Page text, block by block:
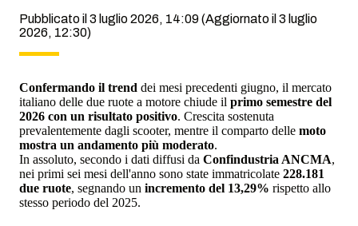
Pubblicato il 3 luglio 2026, 14:09(Aggiornato il 3 luglio
2026, 12:30)
Confermando il trend dei mesi precedenti giugno, il mercato
italiano delle due ruote a motore chiude il primo semestre del
2026 con un risultato positivo. Crescita sostenuta
prevalentemente dagli scooter, mentre il comparto delle moto
mostra un andamento più moderato.
In assoluto, secondo i dati diffusi da Confindustria ANCMA,
nei primi sei mesi dell'anno sono state immatricolate 228.181
due ruote, segnando un incremento del 13,29% rispetto allo
stesso periodo del 2025.